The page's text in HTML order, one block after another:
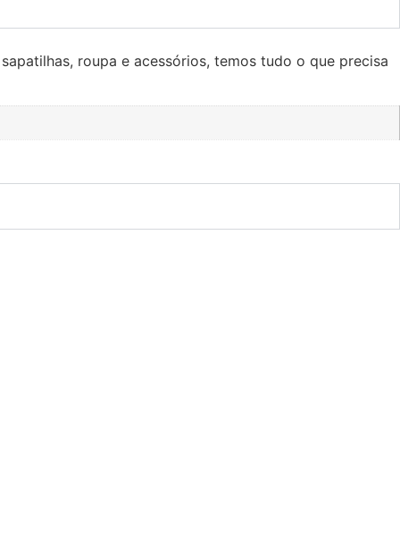
roupa e acessórios, temos tudo o que precisa